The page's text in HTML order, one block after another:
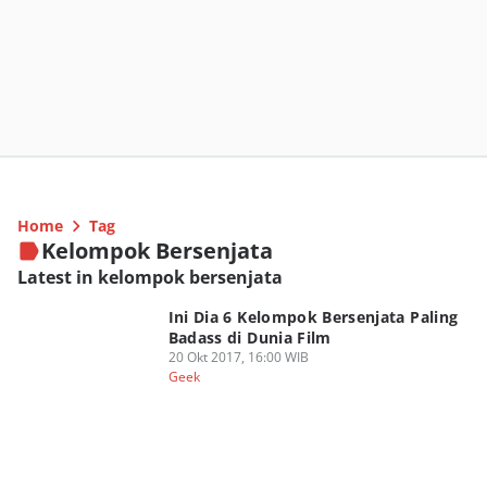
Home Tag
Kelompok Bersenjata
Latest in kelompok bersenjata
Ini Dia 6 Kelompok Bersenjata Paling
Badass di Dunia Film
20 Okt 2017, 16:00 WIB
Geek